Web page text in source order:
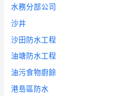
水務分部公司
沙井
沙田防水工程
油塘防水工程
油污食物廚餘
港島區防水